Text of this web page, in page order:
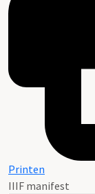
Printen
IIIF manifest